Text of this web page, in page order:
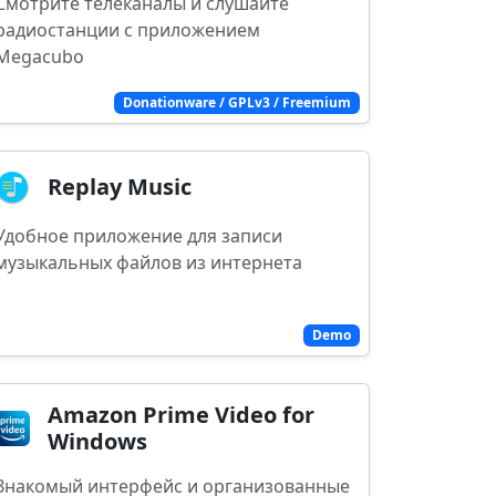
Donationware / GPLv3 / Freemium
с приложением
Demo
Replay Music
приложение для записи
файлов из интернета
Amazon Prime Video for
Windows
интерфейс и организованные